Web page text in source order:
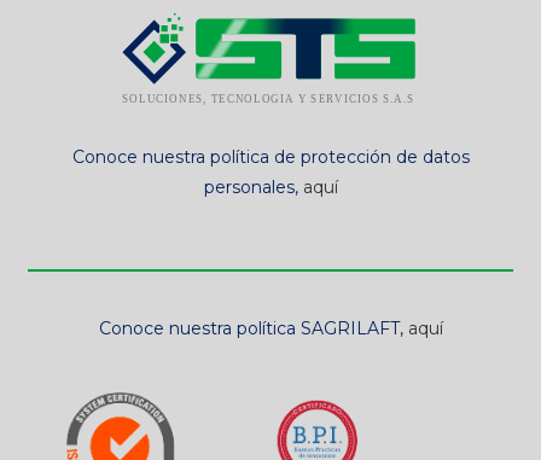
Conoce nuestra política de protección de datos
personales, aquí
Conoce nuestra política SAGRILAFT, aquí